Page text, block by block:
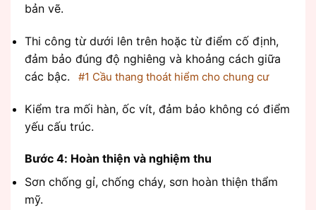
bản vẽ.
Thi công từ dưới lên trên hoặc từ điểm cố định,
đảm bảo đúng độ nghiêng và khoảng cách giữa
các bậc.
#1 Cầu thang thoát hiểm cho chung cư
Kiểm tra mối hàn, ốc vít, đảm bảo không có điểm
yếu cấu trúc.
Bước 4: Hoàn thiện và nghiệm thu
Sơn chống gỉ, chống cháy, sơn hoàn thiện thẩm
mỹ.